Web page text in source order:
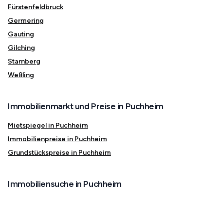
Fürstenfeldbruck
Germering
Gauting
Gilching
Starnberg
Weßling
Immobilienmarkt und Preise in Puchheim
Mietspiegel in Puchheim
Immobilienpreise in Puchheim
Grundstückspreise in Puchheim
Immobiliensuche in Puchheim